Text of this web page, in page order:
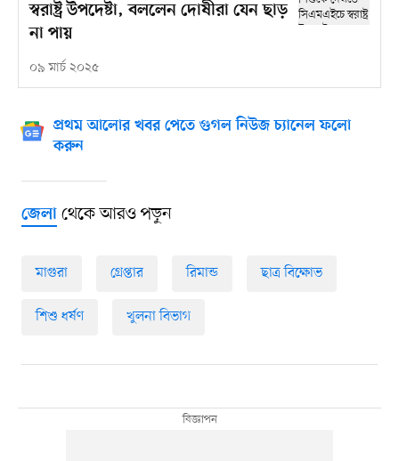
স্বরাষ্ট্র উপদেষ্টা, বললেন দোষীরা যেন ছাড়
না পায়
০৯ মার্চ ২০২৫
প্রথম আলোর খবর পেতে গুগল নিউজ চ্যানেল ফলো
করুন
জেলাথেকে আরও পড়ুন
মাগুরা গ্রেপ্তার রিমান্ড ছাত্র বিক্ষোভ
শিশু ধর্ষণ খুলনা বিভাগ